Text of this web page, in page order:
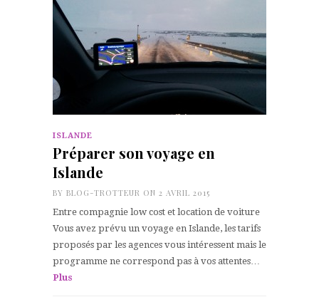
ISLANDE
Préparer son voyage en
Islande
BY BLOG-TROTTEUR ON 2 AVRIL 2015
Entre compagnie low cost et location de voiture
Vous avez prévu un voyage en Islande, les tarifs
proposés par les agences vous intéressent mais le
programme ne correspond pas à vos attentes…
Plus